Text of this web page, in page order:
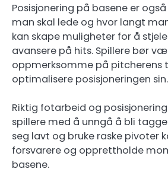
Posisjonering på basene er
man skal lede og hvor langt
kan skape muligheter for å
avansere på hits. Spillere bør
oppmerksomme på pitcherens
optimalisere posisjoneringen sin.
Riktig fotarbeid og
spillere med å unngå å bli
seg lavt og bruke raske pivoter
forsvarere og opprettholde
basene.